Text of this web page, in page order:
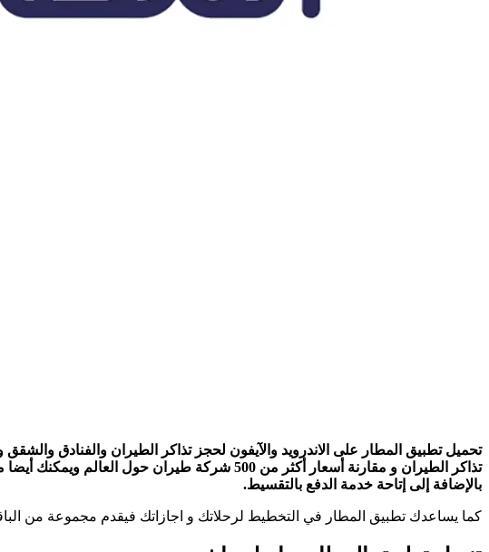
تحميل تطبيق المطار على الاندرويد والآيفون لحجز تذاكر الطيران والفنادق
تذاكر الطيران و مقارنة أسعار أكثر من 500
بالإضافة إلى إتاحة خدمة الدفع بالتقسيط.
كما يساعدك تطبيق المطار في التخطيط لرحلاتك و اجازاتك فيقدم مجموعة من